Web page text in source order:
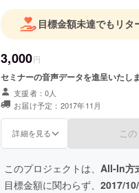
目標金額未達でもリタ
3,000円
セミナーの音声データを進呈いたしま
支援者：0人
お届け予定：2017年11月
詳細を見る こ
このプロジェクトは、 All-In方
目標金額に関わらず、 2017/